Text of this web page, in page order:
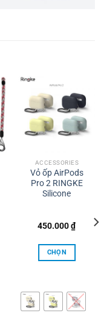
ACCESSORIES
Vỏ ốp AirPods
Pro 2 RINGKE
Silicone
450.000₫
CHỌN
phẩm
này